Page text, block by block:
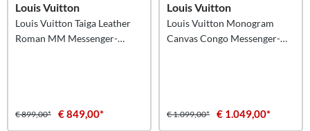
Louis Vuitton
Louis Vuitton Taiga Leather
Roman MM Messenger-
€ 899,00* € 849,00*
Louis Vuitton
Louis Vuitton Monogram
Canvas Congo Messenger-
€ 1.099,00* € 1.049,00*